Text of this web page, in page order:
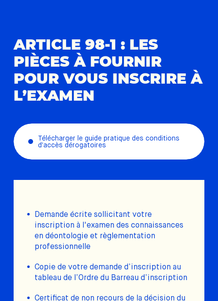
ARTICLE 98-1 : LES
PIÈCES À FOURNIR
POUR VOUS INSCRIRE À
L’EXAMEN
Télécharger le guide pratique des conditions
d’accès dérogatoires
Demande écrite sollicitant votre
inscription à l'examen des connaissances
en déontologie et règlementation
professionnelle
Copie de votre demande d’inscription au
tableau de l’Ordre du Barreau d’inscription
Certificat de non recours de la décision du